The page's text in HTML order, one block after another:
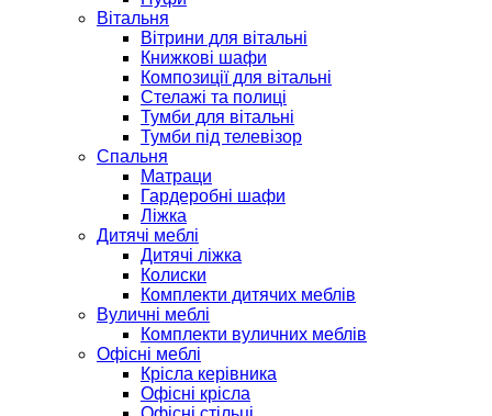
Вітальня
Вітрини для вітальні
Книжкові шафи
Композиції для вітальні
Стелажі та полиці
Тумби для вітальні
Тумби під телевізор
Спальня
Матраци
Гардеробні шафи
Ліжка
Дитячі меблі
Дитячі ліжка
Колиски
Комплекти дитячих меблів
Вуличні меблі
Комплекти вуличних меблів
Офісні меблі
Крісла керівника
Офісні крісла